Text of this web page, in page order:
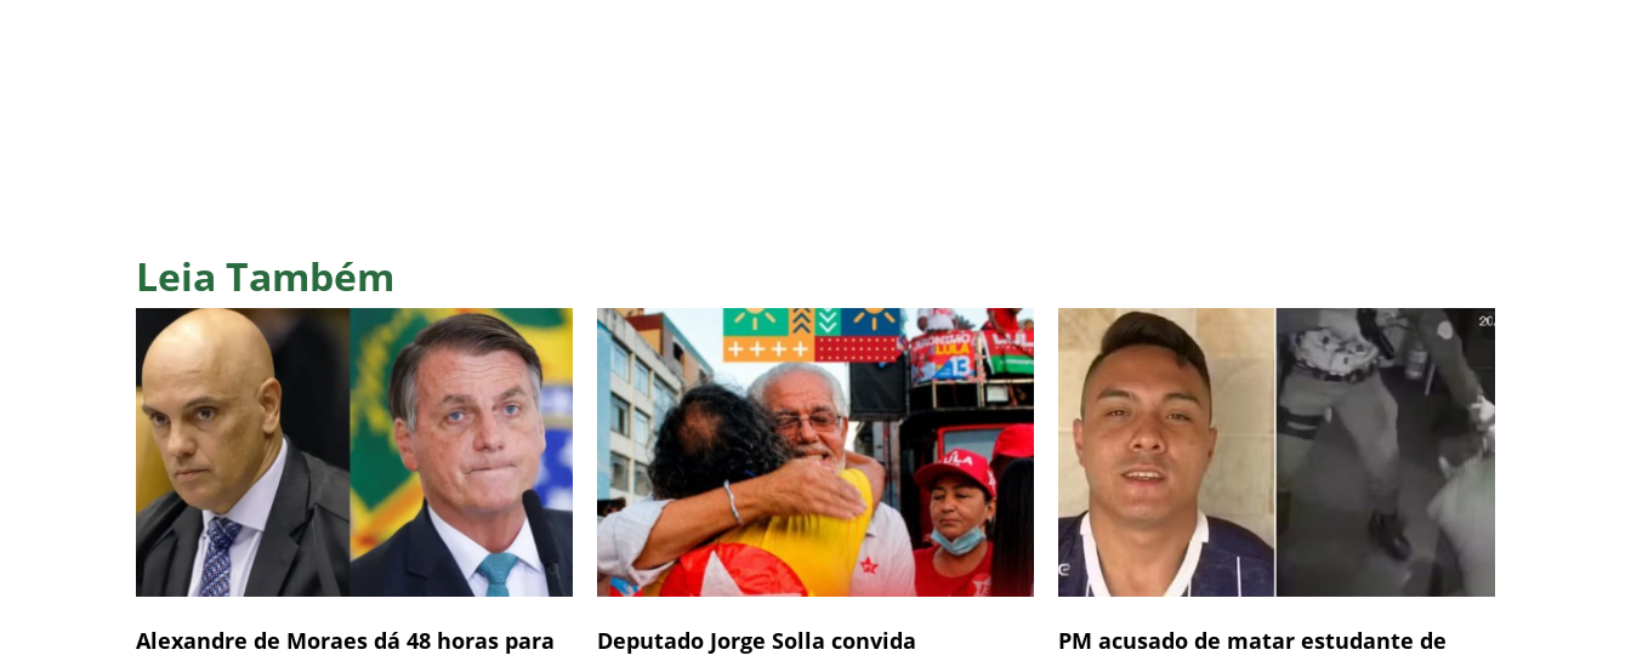
Leia Também
Alexandre de Moraes dá 48 horas para
Deputado Jorge Solla convida
PM acusado de matar estudante de